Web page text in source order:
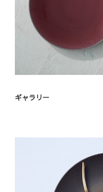
ギャラリー